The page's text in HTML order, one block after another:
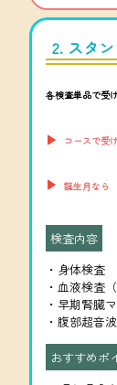
2. スタ
各検査単品で
▶︎ コースで受
▶︎ 誕生月なら
検査内容
・身体検査
・血液検査
・早期腎臓
・腹部超音
おすすめポ